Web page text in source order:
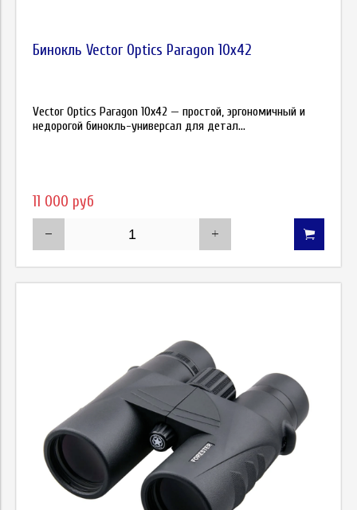
Бинокль Vector Optics Paragon 10x42
Vector Optics Paragon 10x42 — простой, эргономичный и
недорогой бинокль-универсал для детал...
11 000 руб